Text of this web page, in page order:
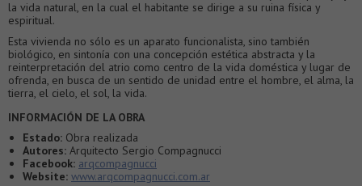
la vida natural, en la cual el habitante se dirige a su ruina física y
espiritual.
Esta vivienda no sólo es un aparato funcionalista, sino también
biológico, en sintonía con una concepción estética abstracta y la
reinterpretación del atrio como centro de la vida doméstica y lugar de
ofrenda, en busca de un sentido de unidad entre el hombre, el alma, la
tierra, el cielo, el sol, la vida.
INFORMACIÓN DE LA OBRA
Estado: Obra realizada
Autores: Arquitecto Sergio Compagnucci
Facebook: arqcompagnucci
Website: www.arqcompagnucci.com.ar